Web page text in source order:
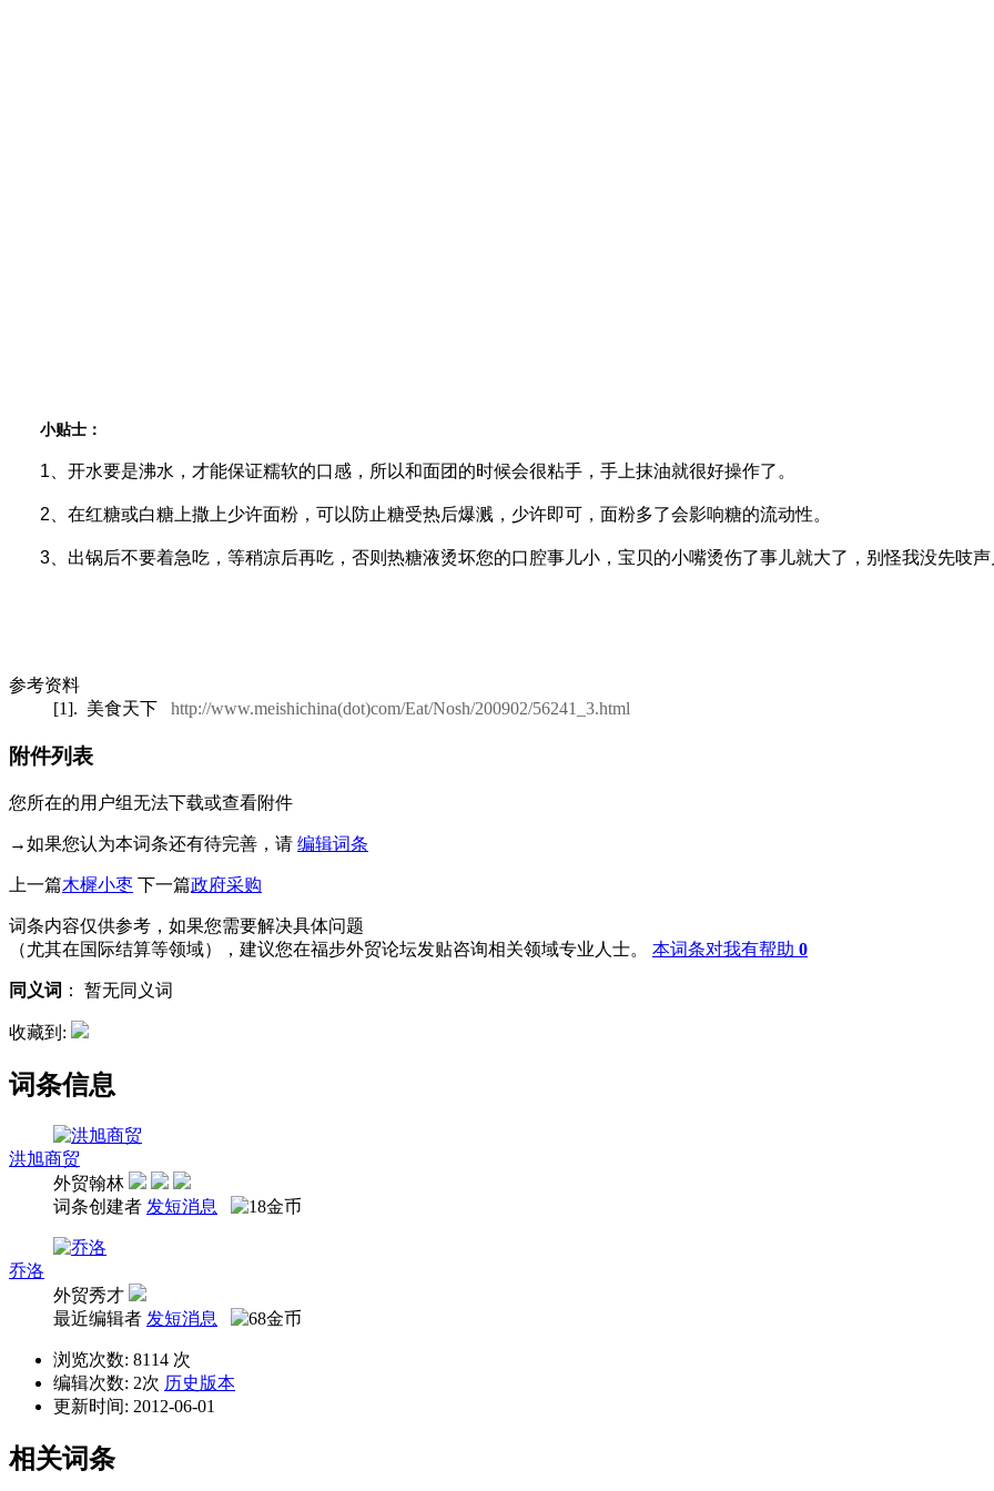
小贴士：
1、开水要是沸水，才能保证糯软的口感，所以和面团的时候会很粘手，手上抹油就很好操作了。
2、在红糖或白糖上撒上少许面粉，可以防止糖受热后爆溅，少许即可，面粉多了会影响糖的流动性。
3、出锅后不要着急吃，等稍凉后再吃，否则热糖液烫坏您的口腔事儿小，宝贝的小嘴烫伤了事儿就大了，别怪我没先吱
参考资料
[1]. 美食天下 http://www.meishichina(dot)com/Eat/Nosh/200902/56241_3.html
附件列表
您所在的用户组无法下载或查看附件
→如果您认为本词条还有待完善，请 编辑词条
上一篇木樨小枣 下一篇政府采购
词条内容仅供参考，如果您需要解决具体问题
（尤其在国际结算等领域），建议您在福步外贸论坛发贴咨询相关领域专业人士。
本词条对我有帮助 0
同义词 ： 暂无同义词
收藏到:
词条信息
洪旭商贸
外贸翰林
词条创建者 发短消息
乔洛
外贸秀才
最近编辑者 发短消息
浏览次数: 8114 次
编辑次数: 2次 历史版本
更新时间: 2012-06-01
相关词条